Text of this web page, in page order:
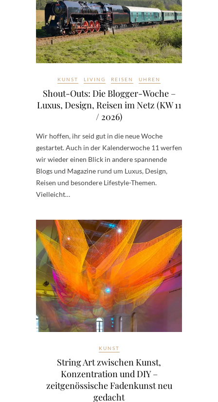
KUNST LIVING REISEN UHREN
Shout-Outs: Die Blogger-Woche –
Luxus, Design, Reisen im Netz (KW 11
/ 2026)
Wir hoffen, ihr seid gut in die neue Woche
gestartet. Auch in der Kalenderwoche 11 werfen
wir wieder einen Blick in andere spannende
Blogs und Magazine rund um Luxus, Design,
Reisen und besondere Lifestyle-Themen.
Vielleicht…
KUNST
String Art zwischen Kunst,
Konzentration und DIY –
zeitgenössische Fadenkunst neu
gedacht